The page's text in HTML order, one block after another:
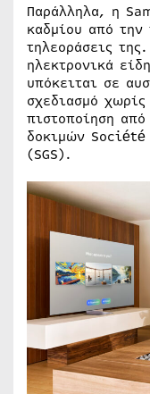
Παράλληλα, η
καδμίου από την
τηλεοράσεις
ηλεκτρονικά
υπόκειται σε
σχεδιασμό
πιστοποίηση
δοκιμών
(SGS).